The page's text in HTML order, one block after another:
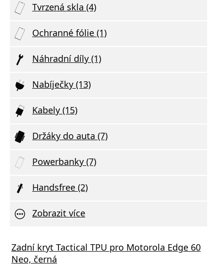
Tvrzená skla (4)
Ochranné fólie (1)
Náhradní díly (1)
Nabíječky (13)
Kabely (15)
Držáky do auta (7)
Powerbanky (7)
Handsfree (2)
Zobrazit více
Zadní kryt Tactical TPU pro Motorola Edge 60
Neo, černá
GaN3 Pro, 2x USB-C, 2x USB 65W černá